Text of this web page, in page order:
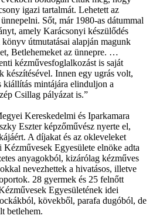
igazi tartalmát. Lehetett az
Sőt, már 1980-as dátummal
amely Karácsonyi készülődés
útmutatásai alapján magunk
Betlehemeket az ünnepre. …
kézművesfoglalkozást is saját
készítésével. Innen egy ugrás volt,
kiállítás mintájára elinduljon a
Csillag pályázat is.”
Kereskedelmi és Iparkamara
Eszter képzőművész nyerte el,
A díjakat és az okleveleket
Kézművesek Egyesülete elnöke adta
anyagokból, kizárólag kézműves
nevezhettek a hivatásos, illetve
28 gyermek és 25 felnőtt
Egyesületének idei
kövekből, parafa dugóból, de
betlehem.